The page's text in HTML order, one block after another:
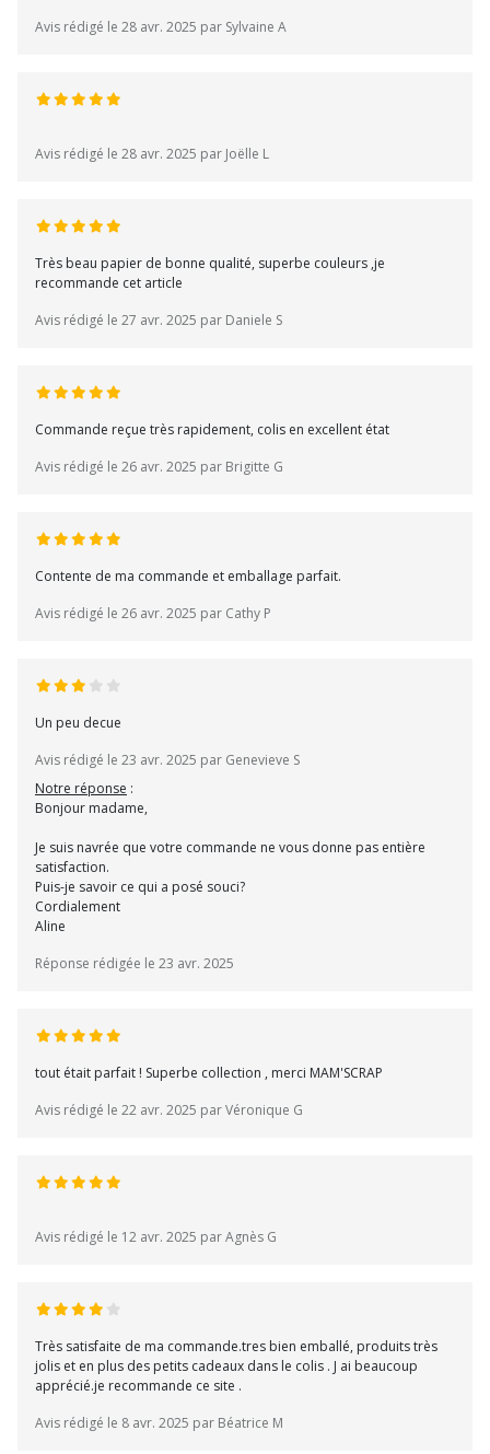
Avis rédigé le 28 avr. 2025 par Sylvaine A
Avis rédigé le 28 avr. 2025 par Joëlle L
Très beau papier de bonne qualité, superbe couleurs ,je
recommande cet article
Avis rédigé le 27 avr. 2025 par Daniele S
Commande reçue très rapidement, colis en excellent état
Avis rédigé le 26 avr. 2025 par Brigitte G
Contente de ma commande et emballage parfait.
Avis rédigé le 26 avr. 2025 par Cathy P
Un peu decue
Avis rédigé le 23 avr. 2025 par Genevieve S
Notre réponse :
Bonjour madame,
Je suis navrée que votre commande ne vous donne pas entière
satisfaction.
Puis-je savoir ce qui a posé souci?
Cordialement
Aline
Réponse rédigée le 23 avr. 2025
tout était parfait ! Superbe collection , merci MAM'SCRAP
Avis rédigé le 22 avr. 2025 par Véronique G
Avis rédigé le 12 avr. 2025 par Agnès G
Très satisfaite de ma commande.tres bien emballé, produits très
jolis et en plus des petits cadeaux dans le colis . J ai beaucoup
apprécié.je recommande ce site .
Avis rédigé le 8 avr. 2025 par Béatrice M